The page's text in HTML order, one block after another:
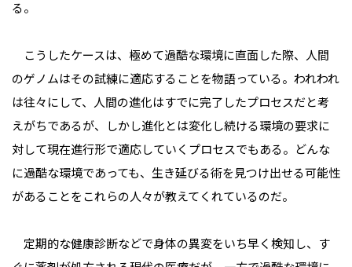
る。
こうしたケースは、極めて過酷な環境に直面した際、人間
のゲノムはその試練に適応することを物語っている。われわれ
は往々にして、人間の進化はすでに完了したプロセスだと考
えがちであるが、しかし進化とは変化し続ける環境の要求に
対して現在進行形で適応していくプロセスでもある。どんな
に過酷な環境であっても、生き延びる術を見つけ出せる可能性
があることをこれらの人々が教えてくれているのだ。
定期的な健康診断などで身体の異変をいち早く検知し、す